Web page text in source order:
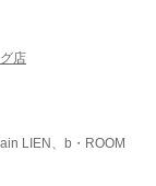
店
LIEN、b・ROOM